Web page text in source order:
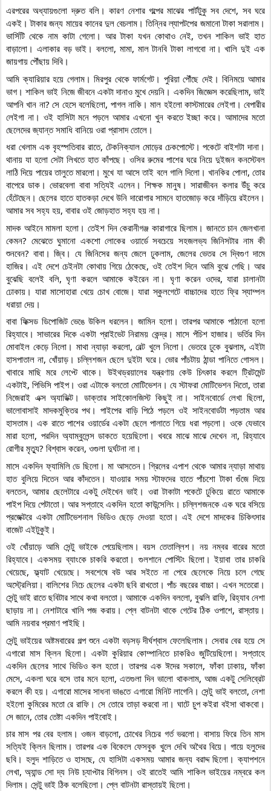
এরপরের অধ্যায়গুলো দ্রুত বলি। কারণ নেশার গল্পের মাঝের পার্টটুকু সব দেশে, সব ঘরে
একই। টাকার জন্য মায়ের কানের দুল বেচলাম। তিন্নির ল্যাপটপের জমানো টাকা সরালাম।
ভার্সিটি থেকে নাম কাটা গেলো। আর টাকা যখন কোথাও নেই, তখন শাকিল ভাই হাত
বাড়ালো। এলাকার বড় ভাই। বললো, মামা, মাল টানবি টাকা লাগবো না। খালি দুই এক
জায়গায় পৌঁছায় দিবি।
আমি ক্যারিয়ার হয়ে গেলাম। মিরপুর থেকে ফার্মগেট। পুরিয়া পৌঁছে দেই। বিনিময়ে আমার
ভাগ। শাকিল ভাই নিজে জীবনে একটা দানাও মুখে দেয়নি। একদিন জিজ্ঞেস করেছিলাম, ভাই
আপনি খান না? সে হেসে বলেছিলো, পাগল নাকি। মাল হইলো কাস্টমারের লেইগা। বেপারীর
লেইগা না। ওই হাসিটা মনে পড়লে আমার এখনো খুন করতে ইচ্ছা করে। আমাদের মতো
ছেলেদের জ্যান্ত সমাধি বানিয়ে ওরা প্রাসাদ তোলে।
ধরা খেলাম এক বৃহস্পতিবার রাতে, টেকনিক্যাল মোড়ের চেকপোস্টে। পকেটে বাইশটা দানা।
থানায় যা হলো সেটা লিখতে হাত কাঁপছে। ওসির রুমের পাশের ঘরে নিয়ে দুইজন কনস্টেবল
লাঠি দিয়ে পায়ের তালুতে মারলো। মুখে যা আসে তাই বলে গালি দিলো। খানকির পোলা, তোর
বাপেরে ডাক। ভোরবেলা বাবা সত্যিই এলেন। শিক্ষক মানুষ। সারাজীবন কলার উঁচু করে
হেঁটেছেন। ছেলের হাতে হাতকড়া দেখে উনি দারোগার সামনে হাতজোড় করে দাঁড়িয়ে রইলেন।
আমার সব সহ্য হয়, বাবার ওই জোড়হাত সহ্য হয় না।
মাদক আইনে মামলা হলো। তেইশ দিন কেরানীগঞ্জ কারাগারে ছিলাম। জানতে চান জেলখানা
কেমন? মেঝেতে ঘুমানো একশো লোকের ওয়ার্ডে সবচেয়ে সহজলভ্য জিনিসটার নাম কী
শুনবেন? বাবা। জ্বি। যে জিনিসের জন্য জেলে ঢুকলাম, জেলের ভেতর সে দ্বিগুণ দামে
হাজির। এই দেশে চেইনটা কোথায় গিয়ে ঠেকেছে, ওই তেইশ দিনে আমি বুঝে গেছি। আর
বুঝেছি বলেই বলি, ঘৃণা করলে আমাকে কইরেন না। ঘৃণা করেন ওদের, যারা চালানটা
ঢোকায়। যারা মাসোহারা খেয়ে চোখ বোজে। যারা স্কুলগেটে বাচ্চাদের হাতে ফ্রি স্যাম্পল
ধরায়া দেয়।
বাবা ফিক্সড ডিপোজিট ভেঙে উকিল ধরলেন। জামিন হলো। তারপর আমাকে পাঠানো হলো
রিহ্যাবে। সাভারের দিকে একটা প্রাইভেট নিরাময় কেন্দ্র। মাসে পঁচিশ হাজার। ভর্তির দিন
মোবাইল কেড়ে নিলো। মাথা ন্যাড়া করলো, বেল্ট খুলে নিলো। ভেতরে ঢুকে বুঝলাম, এইটা
হাসপাতাল না, খোঁয়াড়। চল্লিশজন ছেলে দুইটা ঘরে। ভোর পাঁচটায় ঠান্ডা পানিতে গোসল।
খাবারে মাছি মরে লেপ্টে থাকে। উইথড্রয়ালের যন্ত্রণায় কেউ চিৎকার করলে ট্রিটমেন্ট
একটাই, পিভিসি পাইপ। ওরা এটাকে বলতো মোটিভেশন। যে স্টাফরা মোটিভেশন দিতো, তারা
নিজেরাই এক্স অ্যাডিক্ট। ডাক্তার সাইকোলজিস্ট কিছুই না। সাইনবোর্ডে লেখা ছিলো,
ভালোবাসাই মাদকমুক্তির পথ। পাইপের বাড়ি পিঠে পড়লে ওই সাইনবোর্ডটা পড়তাম আর
হাসতাম। এক রাতে পাশের ওয়ার্ডের একটা ছেলে পালাতে গিয়ে ধরা পড়লো। ওকে যেভাবে
মারা হলো, পরদিন অ্যাম্বুলেন্স ডাকতে হয়েছিলো। খবরে মাঝে মাঝে দেখেন না, রিহ্যাবে
রোগীর মৃত্যু? বিশ্বাস করেন, ওগুলা দুর্ঘটনা না।
মাসে একদিন ফ্যামিলি ডে ছিলো। মা আসতেন। গ্রিলের এপাশ থেকে আমার ন্যাড়া মাথায়
হাত বুলিয়ে দিতেন আর কাঁদতেন। যাওয়ার সময় স্টাফদের হাতে পাঁচশো টাকা গুঁজে দিয়ে
বলতেন, আমার ছেলেটারে একটু দেইখেন ভাই। ওরা টাকাটা পকেটে ঢুকিয়ে রাতে আমাকে
পাইপ দিয়ে পেটাতো। আর সপ্তাহে একদিন হতো কাউন্সেলিং। চল্লিশজনকে এক ঘরে বসিয়ে
প্রজেক্টরে একটা মোটিভেশনাল ভিডিও ছেড়ে দেওয়া হতো। এই দেশে মাদকের চিকিৎসার
বাজেট এইটুকুই।
ওই খোঁয়াড়ে আমি সেন্টু ভাইকে পেয়েছিলাম। বয়স তেতাল্লিশ। নয় নম্বর বারের মতো
রিহ্যাবে। একসময় ব্যাংকে চাকরি করতো। গুলশানে পোস্টিং ছিলো। ইয়াবা তার চাকরি
খেয়েছে, ফ্ল্যাট খেয়েছে। সবশেষে বউ আর সইতে না পেরে ছেলেকে নিয়ে চলে গেছে
অস্ট্রেলিয়া। বালিশের নিচে ছেলের একটা ছবি রাখতো। পাঁচ বছরের বাচ্চা। এখন সতেরো।
সেন্টু ভাই রাতে ছবিটার সাথে কথা বলতো। আমাকে একদিন বললো, বুঝলি রাফি, রিহ্যাব নেশা
ছাড়ায় না। নেশাটারে খালি পজ করায়। প্লে বাটনটা থাকে গেটের ঠিক ওপাশে, রাস্তায়।
আমি নয়বার প্রমাণ পাইছি।
সেন্টু ভাইয়ের অষ্টমবারের গল্প শুনে একটা বড়সড় দীর্ঘশ্বাস ফেলেছিলাম। সেবার বের হয়ে সে
এগারো মাস ক্লিন ছিলো। একটা কুরিয়ার কোম্পানিতে চাকরিও জুটিয়েছিলো। সপ্তাহে
একদিন ছেলের সাথে ভিডিও কল হতো। তারপর এক ঈদের সকালে, ফাঁকা ঢাকায়, ফাঁকা
মেসে, একলা ঘরে বসে তার মনে হলো, এতগুলা দিন ভালো থাকলাম, আজ একটু সেলিব্রেট
করলে কী হয়। এগারো মাসের সাধনা ভাঙতে এগারো মিনিট লাগেনি। সেন্টু ভাই বলতো, নেশা
হইলো কুমিরের মতো রে রাফি। সে তোরে তাড়া করবো না। ঘাটে চুপ কইরা বইসা থাকবো।
সে জানে, তোর তেষ্টা একদিন পাইবোই।
চার মাস পর বের হলাম। ওজন বাড়লো, চোখের নিচের গর্ত ভরলো। বাসায় ফিরে তিন মাস
সত্যিই ক্লিন ছিলাম। তারপর এক বিকেলে ফেসবুক খুলে দেখি অথৈর বিয়ে। গায়ে হলুদের
ছবি। হলুদ শাড়িতে ও হাসছে, যে হাসিটা একসময় আমার জন্য বরাদ্দ ছিলো। ক্যাপশনে
লেখা, অ্যান্ড সো দ্য নিউ চ্যাপ্টার বিগিনস। ওই রাতেই আমি শাকিল ভাইয়ের নম্বরে কল
দিলাম। সেন্টু ভাই ঠিক বলেছিলো। প্লে বাটনটা রাস্তায়ই ছিলো।